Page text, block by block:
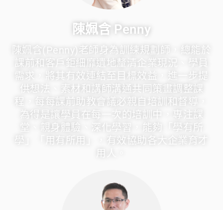
陳姵含 Penny
陳姵含(Penny)老師身為訓練規劃師，總能於
課前和客戶鉅細靡遺地釐清企業現況、學員
需求，將其有效連結至目標效益，進一步提
供想法、素材和講師溝通共同策畫調整課
程，每每課前助教會議必親自培訓和督導，
為得是讓學員在每一次的培訓中，專注課
堂、親身體驗、深化學習，能夠「學有所
學」「用有所用」，有效協助各大企業育才
用人。